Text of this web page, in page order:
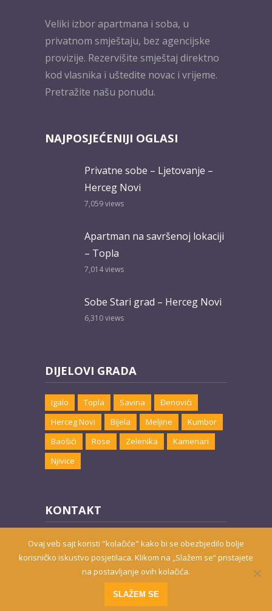
Veliki izbor apartmana i soba, u
privatnom smještaju, bez agencijske
provizije. Rezervišite smještaj direktno
kod vlasnika i uštedite novac i vrijeme.
Pretražite našu ponudu.
NAJPOSJEĆENIJI OGLASI
Privatne sobe – Ljetovanje –
Herceg Novi
7,059views
Apartman na savršenoj lokaciji
– Topla
7,014views
Sobe Stari grad – Herceg Novi
6,310views
DIJELOVI GRADA
Igalo Topla Savina
Đenovići
Herceg Novi
Bijela Meljine
Kumbor
Baošići
Rose Zelenika
Kamenari
Njivice
KONTAKT
Email:marketing@hnsmjestaj.com
Prisutni od 2010. godine | 2019 © Smještaj u Herceg Novom
Website developed byPRO ECO
Ovaj veb sajt koristi "kolačiće" kako bi se obezbjedilo bolje
korisničko iskustvo posjetilaca. Klikom na „Slažem se“ pristajete
na postavljanje ovih kolačića.
SLAŽEM SE